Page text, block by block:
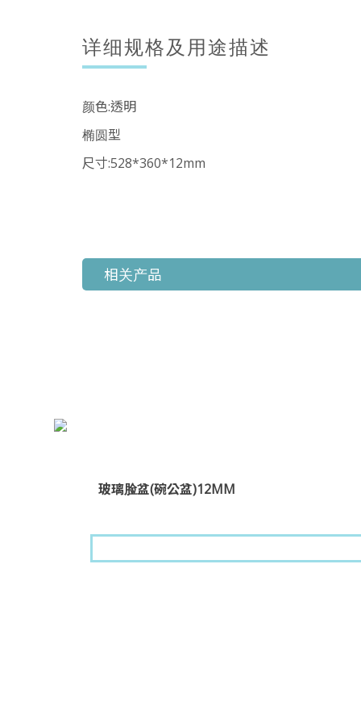
详细规格及用途描述
颜色:透明
椭圆型
尺寸:528*360*12mm
相关产品
玻璃脸盆(碗公盆)12MM